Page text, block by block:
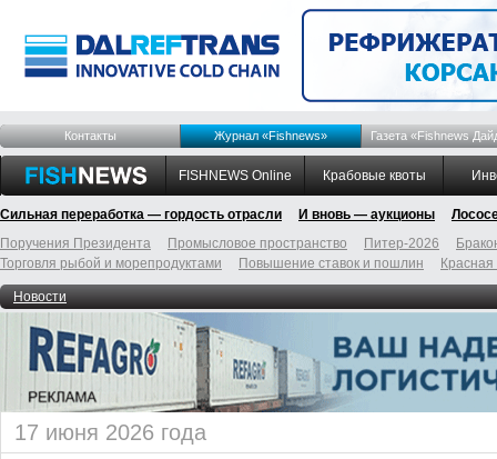
Контакты Журнал «Fishnews» Газета «Fishnews
FISHNEWS Online Крабовые квоты
Сильная переработка — гордость отрасли И вновь — аукционы
Поручения Президента
Промысловое пространство Питер-2026
Торговля рыбой и морепродуктами
Повышение ставок и пошлин
Новости
17 июня 2026 года